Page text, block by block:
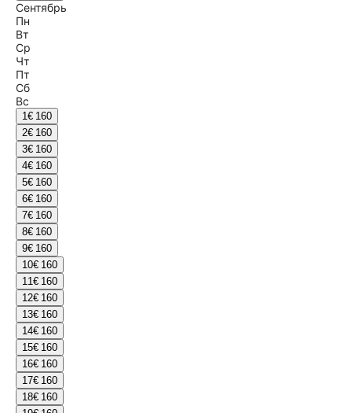
Сентябрь
Пн
Вт
Ср
Чт
Пт
Сб
Вс
1€ 160
2€ 160
3€ 160
4€ 160
5€ 160
6€ 160
7€ 160
8€ 160
9€ 160
10€ 160
11€ 160
12€ 160
13€ 160
14€ 160
15€ 160
16€ 160
17€ 160
18€ 160